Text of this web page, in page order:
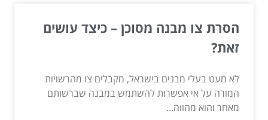
הסרת צו מבנה מסוכן – כיצד עושים
זאת?
לא מעט בעלי מבנים בישראל, מקבלים צו מהרשויות
המורה על אי אפשרות להשתמש במבנה שברשותם
מאחר והוא מהווה...